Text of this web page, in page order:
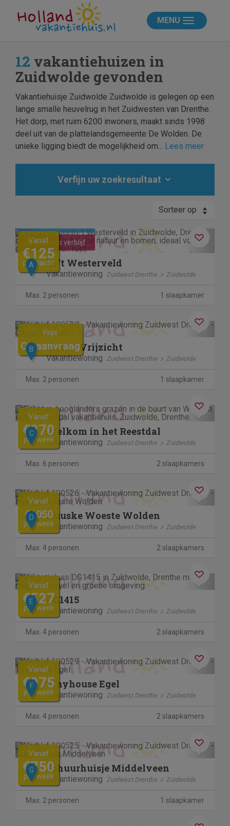
MENU
12 vakantiehuizen in
Zuidwolde gevonden
Vakantiehuisje Zuidwolde Zuidwolde is gelegen op een
lange smalle heuvelrug in het Zuidwesten van Drenthe.
Het dorp, met ruim 6200 inwoners, maakt sinds 1998
deel uit van de plattelandsgemeente De Wolden. De
unieke ligging biedt de mogelijkheid om... Lees meer
Verfijn uw zoekresultaat
Sorteer op
Previous Next
Contactloos verblijf
Vanaf
€125
per nacht
A In 't Westerveld
Vakantiewoning Zuidwest Drenthe Zuidwolde
Max. 2 personen 1 slaapkamer
Previous Next
Prijs
Op aanvraag
B Chalet Vrijzicht
Vakantiewoning Zuidwest Drenthe Zuidwolde
Max. 2 personen 1 slaapkamer
Previous Next
Vanaf
€270
per week
C Welkom in het Reestdal
Vakantiewoning Zuidwest Drenthe Zuidwolde
Max. 6 personen 2 slaapkamers
Previous Next
Vanaf
€1050
per week
D Huuske Woeste Wolden
Vakantiewoning Zuidwest Drenthe Zuidwolde
Max. 4 personen 2 slaapkamers
Previous Next
Vanaf
€527
per week
E DG1415
Vakantiewoning Zuidwest Drenthe Zuidwolde
Max. 4 personen 2 slaapkamers
Previous Next
Vanaf
€975
per week
F Tinyhouse Egel
Vakantiewoning Zuidwest Drenthe Zuidwolde
Max. 4 personen 2 slaapkamers
Previous Next
Vanaf
€750
per week
G Schuurhuisje Middelveen
Vakantiewoning Zuidwest Drenthe Zuidwolde
Max. 2 personen 1 slaapkamer